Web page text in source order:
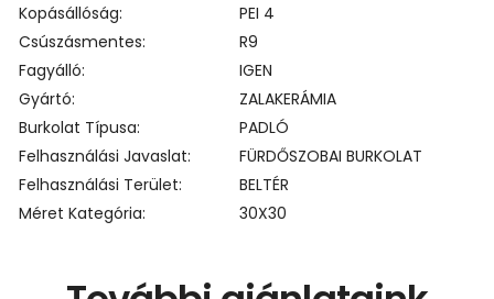
Kopásállóság
PEI 4
Csúszásmentes
R9
Fagyálló
IGEN
Gyártó
ZALAKERÁMIA
Burkolat Típusa
PADLÓ
Felhasználási Javaslat
FÜRDŐSZOBAI BURKOLAT
Felhasználási Terület
BELTÉR
Méret Kategória
30X30